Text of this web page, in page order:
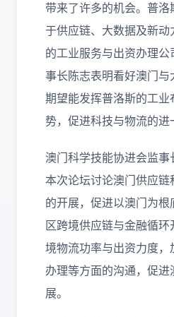
带来了许多的机会。普
于供应链、大数据及新
的工业服务与出资办理
事长陈志表明看好澳门
期望能发挥普洛斯的工
势，促进科技与物流的进
澳门科学技能协进会监
本次论坛讨论澳门供应
的开展，促进以澳门为
区跨境供应链与金融循
境物流功率与出资力度
办理等方面的沟通，促
展。